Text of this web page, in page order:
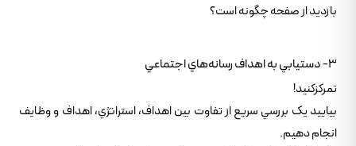
بازديد از صفحه چگونه است؟
3- دستيابي به اهداف رسانه‌هاي اجتماعي
تمرکزکنيد!
بياييد يک بررسي سريع از تفاوت بين اهداف، استراتژي، اهداف و وظايف
انجام دهيم.